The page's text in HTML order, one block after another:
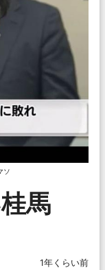
ソ
馬
1年くらい前